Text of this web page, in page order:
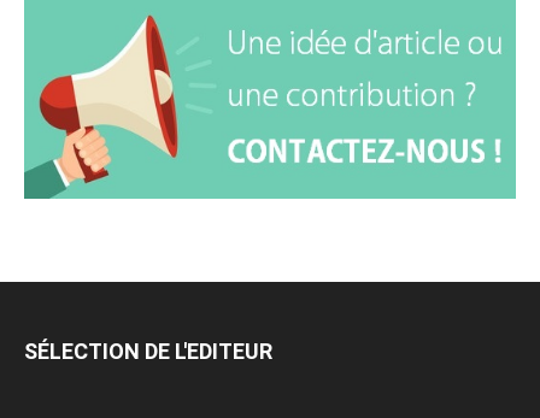
SÉLECTION DE L'EDITEUR